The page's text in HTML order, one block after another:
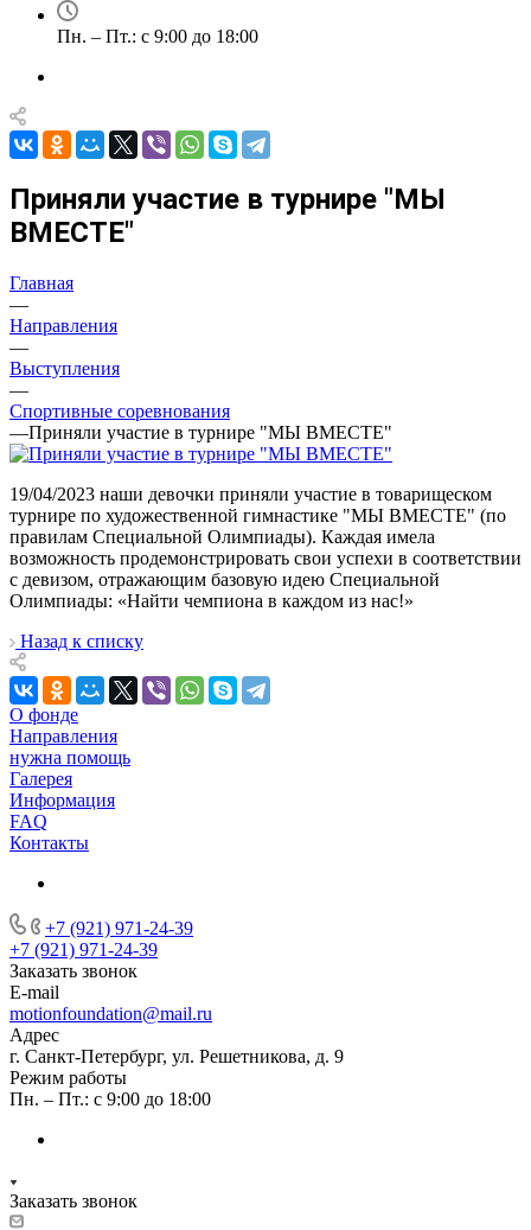
Пн. – Пт.: с 9:00 до 18:00
Приняли участие в турнире "МЫ
ВМЕСТЕ"
Главная
—
Направления
—
Выступления
—
Спортивные соревнования
—Приняли участие в турнире "МЫ ВМЕСТЕ"
19/04/2023 наши девочки приняли участие в товарищеском
турнире по художественной гимнастике "МЫ ВМЕСТЕ" (по
правилам Специальной Олимпиады). Каждая имела
возможность продемонстрировать свои успехи в соответствии
с девизом, отражающим базовую идею Специальной
Олимпиады: «Найти чемпиона в каждом из нас!»
Назад к списку
О фонде
Направления
нужна помощь
Галерея
Информация
FAQ
Контакты
+7 (921) 971-24-39
+7 (921) 971-24-39
Заказать звонок
E-mail
motionfoundation@mail.ru
Адрес
г. Санкт-Петербург, ул. Решетникова, д. 9
Режим работы
Пн. – Пт.: с 9:00 до 18:00
Заказать звонок